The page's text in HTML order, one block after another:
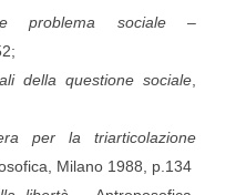
problema sociale–
della questione sociale
per la triarticolazione
Milano 1988, p.134